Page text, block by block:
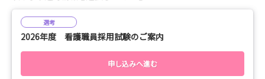
ドのご連絡は後日いたします
遠方の方でも、近くの方でも、採用応募を考えている方でも、話
だけ聞いてみたい方でも、どなたでもまずは気軽ににお話を聞い
てみませんか？
選考
2026年度 看護職員採用試験のご案内
申し込みへ進む